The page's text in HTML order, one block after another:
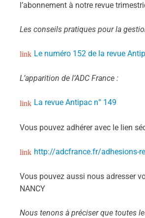
l’abonnement à notre revue
Les conseils pratiques pour la
Le numéro 152 de la revue
L’apparition de l’ADC France :
La revue Antipac n° 149
Vous pouvez adhérer avec le lien
http://adcfrance.fr/adhesions-
Vous pouvez aussi nous adresser
NANCY
Nous tenons à préciser que toutes